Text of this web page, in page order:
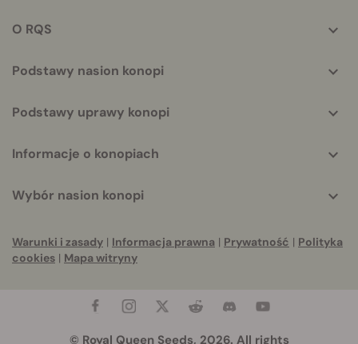
O RQS
Podstawy nasion konopi
Podstawy uprawy konopi
Informacje o konopiach
Wybór nasion konopi
Warunki i zasady | Informacja prawna | Prywatność | Polityka
cookies | Mapa witryny
© Royal Queen Seeds, 2026. All rights